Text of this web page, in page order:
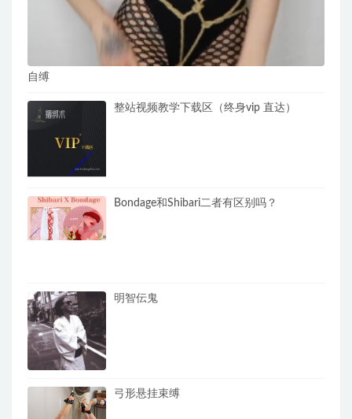
自缚
整站视频教学下载区（终身vip 直达）
Bondage和Shibari二者有区别吗？
明智伝鬼
弓形悬挂束缚